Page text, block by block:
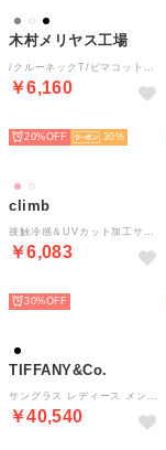
木村メリヤス工場
￥6,160
20%
30
climb
接触冷感＆UVカット加工サンダル （PINK）
￥6,083
30%
TIFFANY&Co.
サングラス レディース メンズ （ブラック）
￥40,540